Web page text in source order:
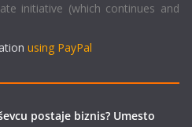
initiative (which continues and
using PayPal
postaje biznis? Umesto